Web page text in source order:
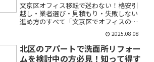
文京区オフィス移転で迷わない！格安引
越し・業者選び・見積もり・失敗しない
進め方のすべて「文京区でオフィスの引
越しを検討しているけど、どんな流れで
進めればいいの？」「初めてのオフィス
移転で分からないことだらけ…」「費用
を抑えたいけど業者の選び...
2025.08.08
北区のアパートで洗面所リフォー
ムを検討中の方必見！知って得す